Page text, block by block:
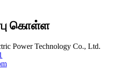
கொள்ள
Power Technology Co., Ltd.